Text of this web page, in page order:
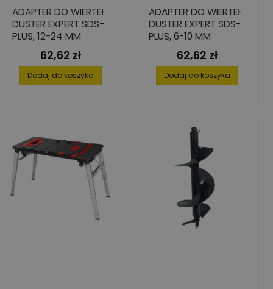
ADAPTER DO WIERTEŁ
DUSTER EXPERT SDS-
PLUS, 12-24 MM
Cena
62,62 zł
Dodaj do koszyka
ADAPTER DO WIERTEŁ
DUSTER EXPERT SDS-
PLUS, 6-10 MM
Cena
62,62 zł
Dodaj do koszyka